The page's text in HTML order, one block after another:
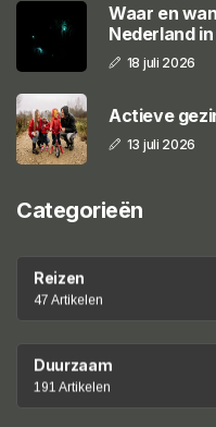
Waar en
Nederland
18 juli 2026
Actieve
13 juli 2026
Categorieën
Reizen
47 Artikelen
Duurzaam
191 Artikelen